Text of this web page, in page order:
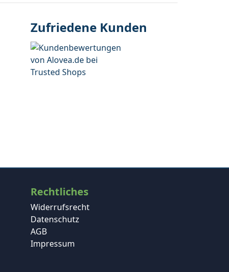
Zufriedene Kunden
Rechtliches
Widerrufsrecht
Datenschutz
AGB
Impressum